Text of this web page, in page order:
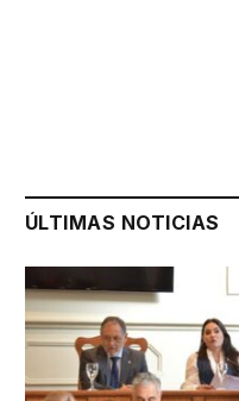
ÚLTIMAS NOTICIAS